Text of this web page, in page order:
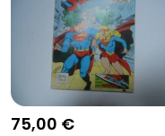
75,00 €